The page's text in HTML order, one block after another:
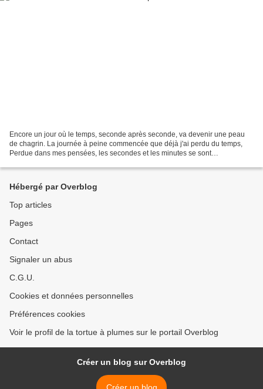
Encore un jour où le temps, seconde après seconde, va devenir une peau
de chagrin. La journée à peine commencée que déjà j'ai perdu du temps,
Perdue dans mes pensées, les secondes et les minutes se sont
Hébergé par Overblog
Top articles
Pages
Contact
Signaler un abus
C.G.U.
Cookies et données personnelles
Préférences cookies
Voir le profil de la tortue à plumes sur le portail Overblog
Créer un blog sur Overblog